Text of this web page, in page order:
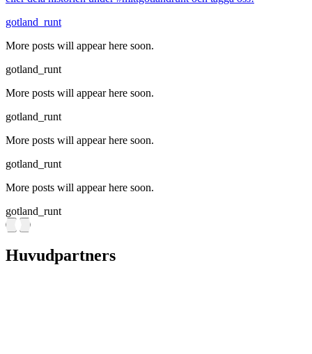
gotland_runt
More posts will appear here soon.
gotland_runt
More posts will appear here soon.
gotland_runt
More posts will appear here soon.
gotland_runt
More posts will appear here soon.
gotland_runt
Huvudpartners